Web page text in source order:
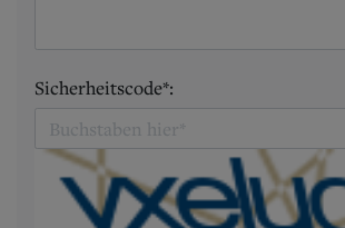
Sicherheitscode*: